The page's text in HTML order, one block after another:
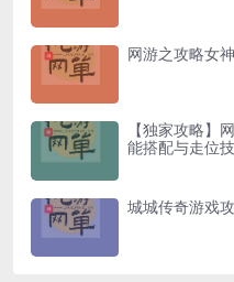
网游之攻略女
【独家攻略】
能搭配与走位
城城传奇游戏